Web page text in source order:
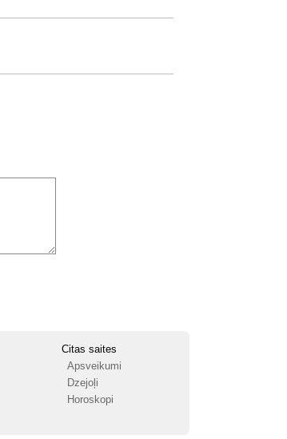
Citas saites
Apsveikumi
Dzejoļi
Horoskopi